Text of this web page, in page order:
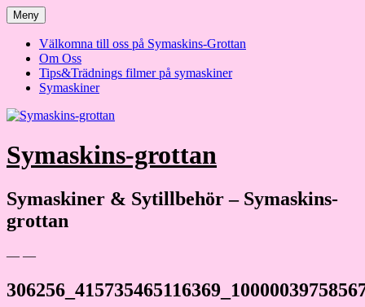
Hoppa
till
innehåll
Meny
Välkomna till oss på Symaskins-Grottan
Om Oss
Tips&Trädnings filmer på symaskiner
Symaskiner
Symaskins-grottan
Symaskiner & Sytillbehör – Symaskins-
grottan
— —